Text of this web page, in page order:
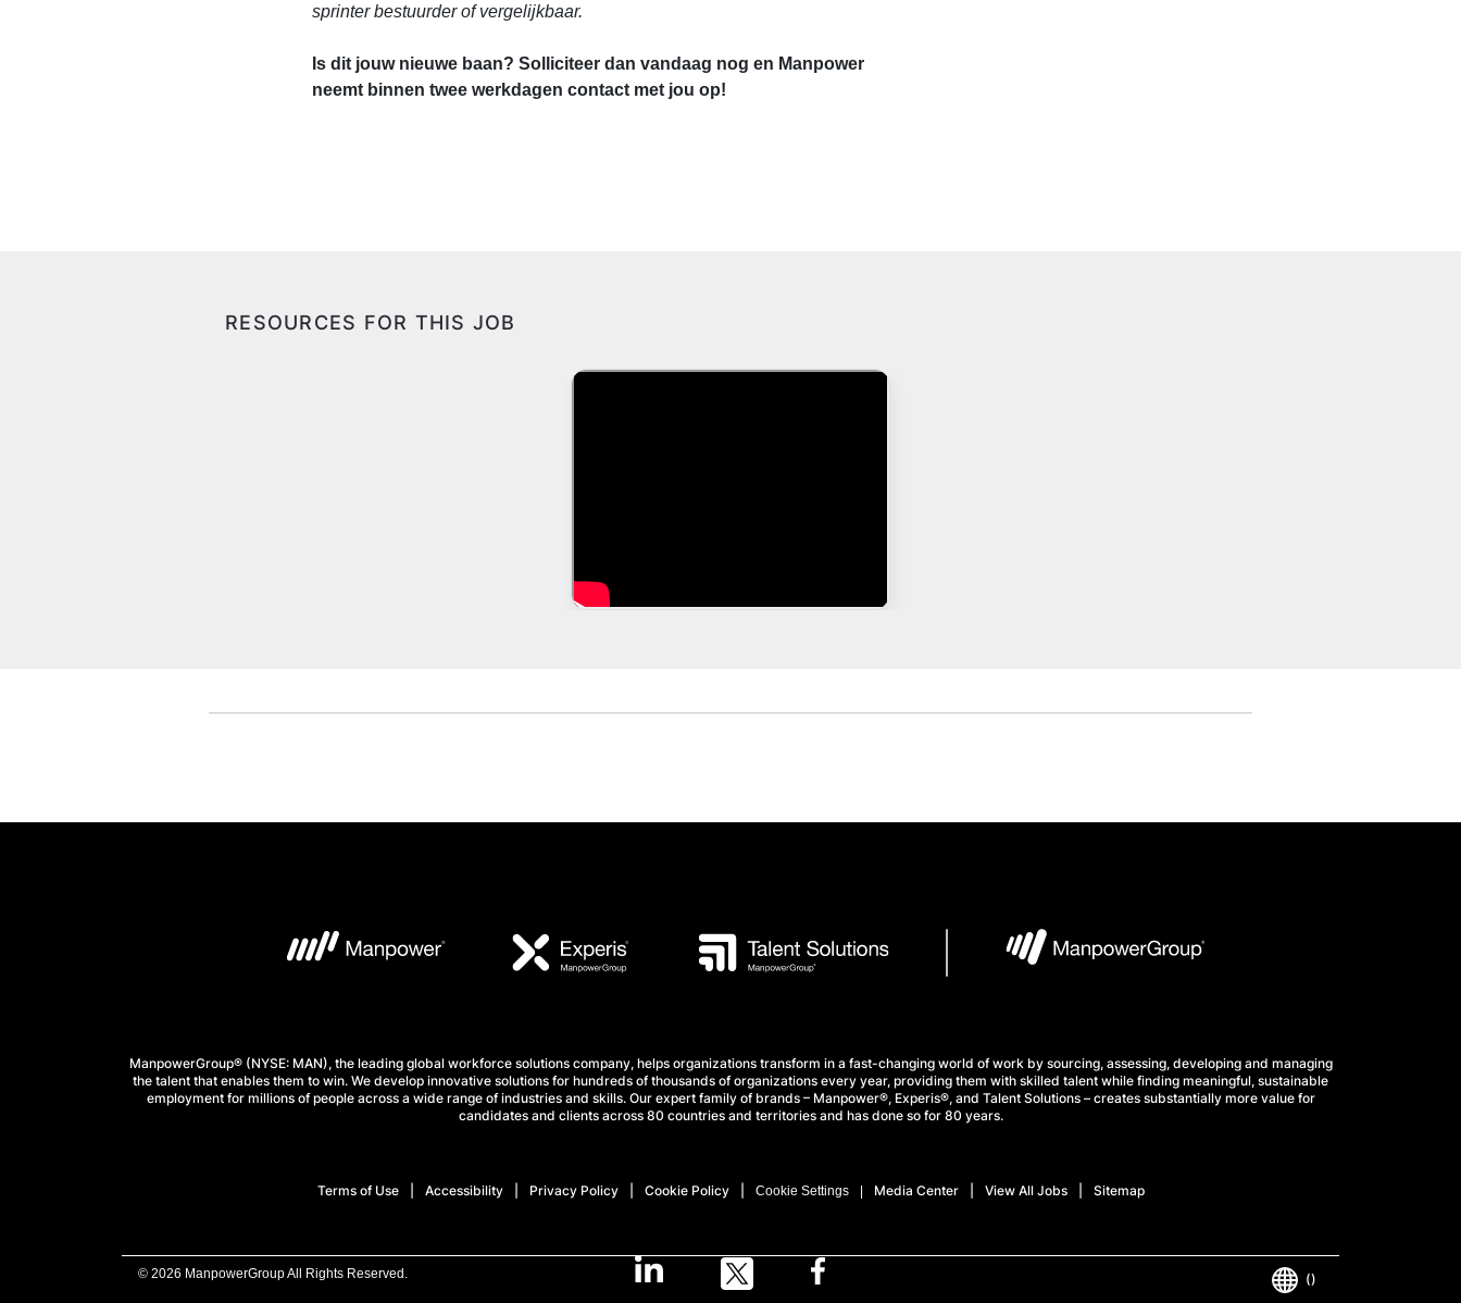
sprinter bestuurder of vergelijkbaar.
Is dit jouw nieuwe baan? Solliciteer dan vandaag nog en Manpower
neemt binnen twee werkdagen contact met jou op!
RESOURCES FOR THIS JOB
ManpowerGroup® (NYSE: MAN), the leading global workforce solutions company, helps organizations transform in a fast-changing world of work by sourcing, assessing, developing and managing
the talent that enables them to win. We develop innovative solutions for hundreds of thousands of organizations every year, providing them with skilled talent while finding meaningful, sustainable
employment for millions of people across a wide range of industries and skills. Our expert family of brands – Manpower®, Experis®, and Talent Solutions – creates substantially more value for
candidates and clients across 80 countries and territories and has done so for 80 years.
Terms of Use Accessibility Privacy Policy Cookie Policy Cookie Settings Media Center View All Jobs Sitemap
© 2026 ManpowerGroup All Rights Reserved. ()